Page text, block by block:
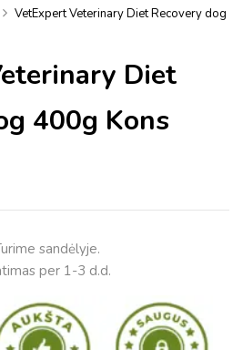
VetExpert Veterinary Diet Recovery dog
Diet
400g Kons
sandėlyje.
per 1-3 d.d.